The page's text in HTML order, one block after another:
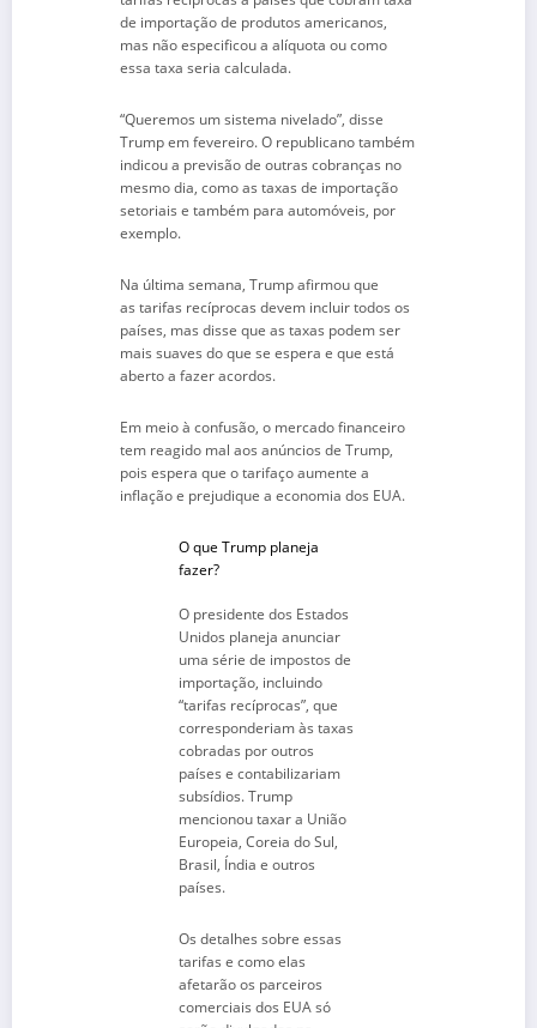
de importação de produtos americanos,
mas não especificou a alíquota ou como
essa taxa seria calculada.
“Queremos um sistema nivelado”, disse
Trump em fevereiro. O republicano também
indicou a previsão de outras cobranças no
mesmo dia, como as taxas de importação
setoriais e também para automóveis, por
exemplo.
Na última semana, Trump afirmou que
as tarifas recíprocas devem incluir todos os
países, mas disse que as taxas podem ser
mais suaves do que se espera e que está
aberto a fazer acordos.
Em meio à confusão, o mercado financeiro
tem reagido mal aos anúncios de Trump,
pois espera que o tarifaço aumente a
inflação e prejudique a economia dos EUA.
O que Trump planeja
fazer?
O presidente dos Estados
Unidos planeja anunciar
uma série de impostos de
importação, incluindo
“tarifas recíprocas”, que
corresponderiam às taxas
cobradas por outros
países e contabilizariam
subsídios. Trump
mencionou taxar a União
Europeia, Coreia do Sul,
Brasil, Índia e outros
países.
Os detalhes sobre essas
tarifas e como elas
afetarão os parceiros
comerciais dos EUA só